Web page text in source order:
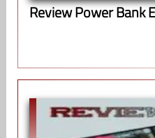
Review Power Bank